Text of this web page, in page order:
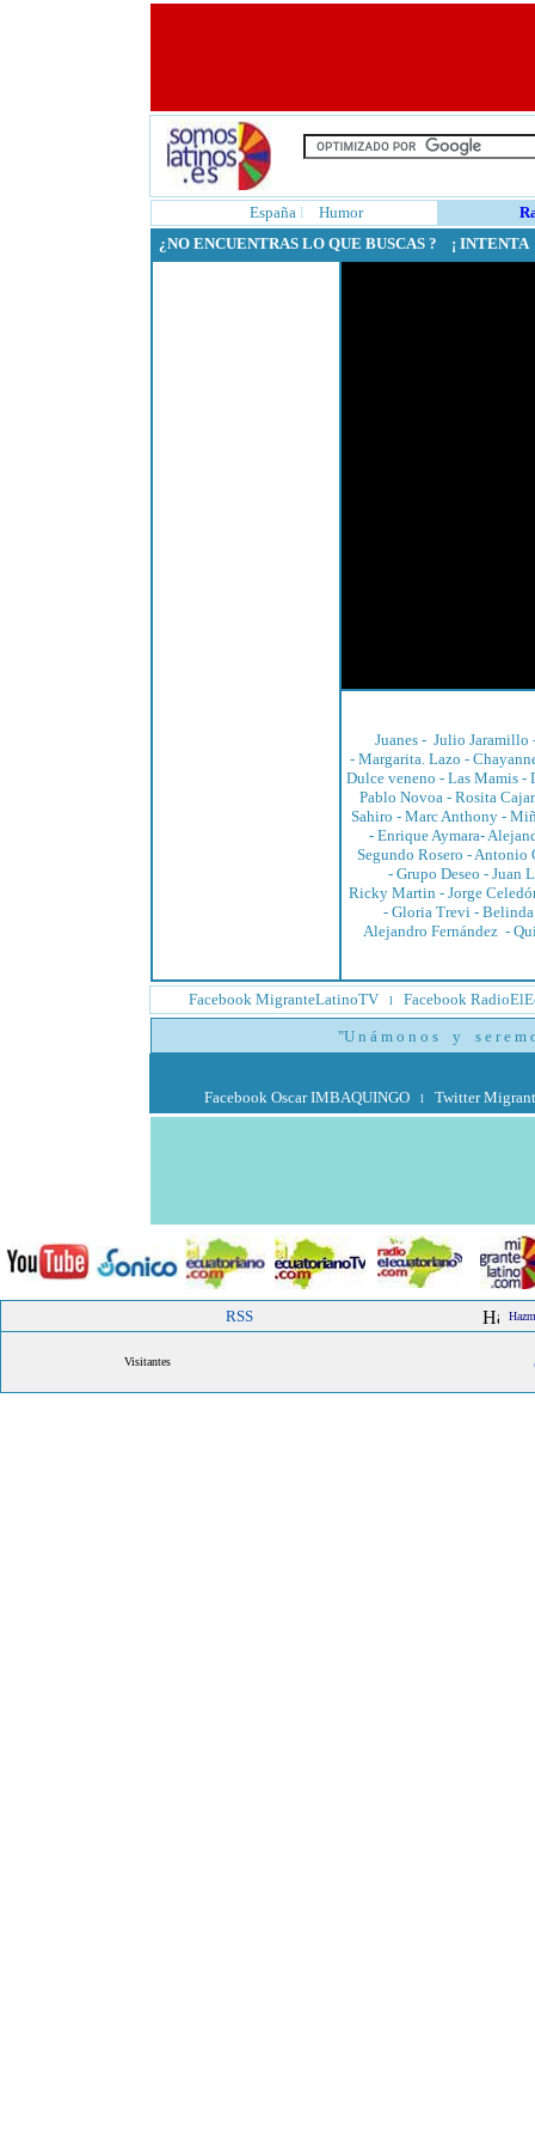
España l
Humor
¿NO ENCUENTRAS LO QUE BUSCAS ? ¡
Juanes - Julio Jaramillo
- Margarita. Lazo -
Dulce veneno - Las Mamis-
Pablo Novoa - Rosita
Sahiro - Marc Anthony -
- Enrique Aymara-
Segundo Rosero -Antonio
- Grupo Deseo - Juan
Ricky Martin - Jorge
- Gloria Trevi- Belinda
Alejandro Fernández -
Facebook MigranteLatinoTV l Facebook
"U n á m o n o s y s e r e m
Facebook Oscar IMBAQUINGO l Twitter
RSS
Visitantes